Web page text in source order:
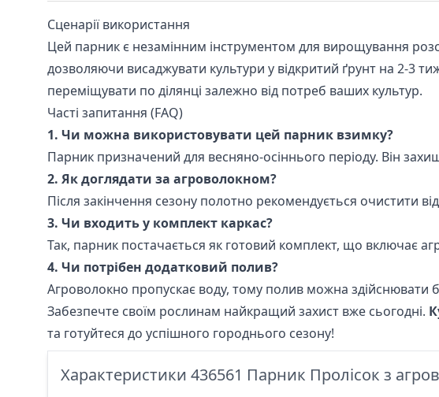
Сценарії використання
Цей парник є незамінним інструментом для вирощування
дозволяючи висаджувати культури у відкритий ґрунт на 2-3
переміщувати по ділянці залежно від потреб ваших культур.
Часті запитання (FAQ)
1. Чи можна використовувати цей парник взимку?
Парник призначений для весняно-осіннього періоду. Він
2. Як доглядати за агроволокном?
Після закінчення сезону полотно рекомендується очистити
3. Чи входить у комплект каркас?
Так, парник постачається як готовий комплект, що включає
4. Чи потрібен додатковий полив?
Агроволокно пропускає воду, тому полив можна
Забезпечте своїм рослинам найкращий захист вже сьогодні.
та готуйтеся до успішного городнього сезону!
Характеристики 436561 Парник Пролісок з